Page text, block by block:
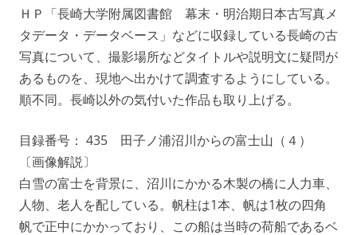
ＨＰ「長崎大学附属図書館 幕末・明治期日本古写真メ
タデータ・データベース」などに収録している長崎の古
写真について、撮影場所などタイトルや説明文に疑問が
あるものを、現地へ出かけて調査するようにしている。
順不同。長崎以外の気付いた作品も取り上げる。
目録番号： 435 田子ノ浦沼川からの富士山（４）
〔画像解説〕
白雪の富士を背景に、沼川にかかる木製の橋に人力車、
人物、老人を配している。帆柱は1本、帆は1枚の四角
帆で正中にかかっており、この船は当時の荷船であるベ